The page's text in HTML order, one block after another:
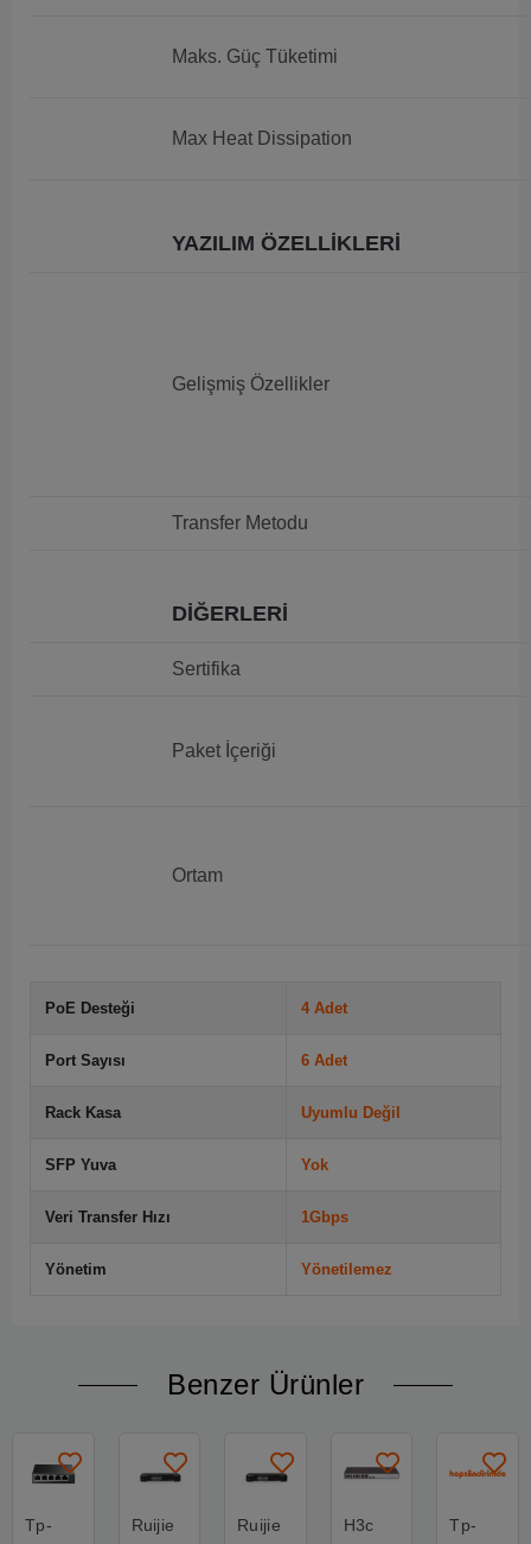
Maks. Güç Tüketimi
Max Heat Dissipation
YAZILIM ÖZELLİKLERİ
Gelişmiş Özellikler
Transfer Metodu
DİĞERLERİ
Sertifika
Paket İçeriği
Ortam
PoE Desteği 4 Adet
Port Sayısı 6 Adet
Rack Kasa Uyumlu Değil
SFP Yuva Yok
Veri Transfer Hızı 1Gbps
Yönetim Yönetilemez
Benzer Ürünler
Tp-
Ruijie
Ruijie
H3c
Tp-